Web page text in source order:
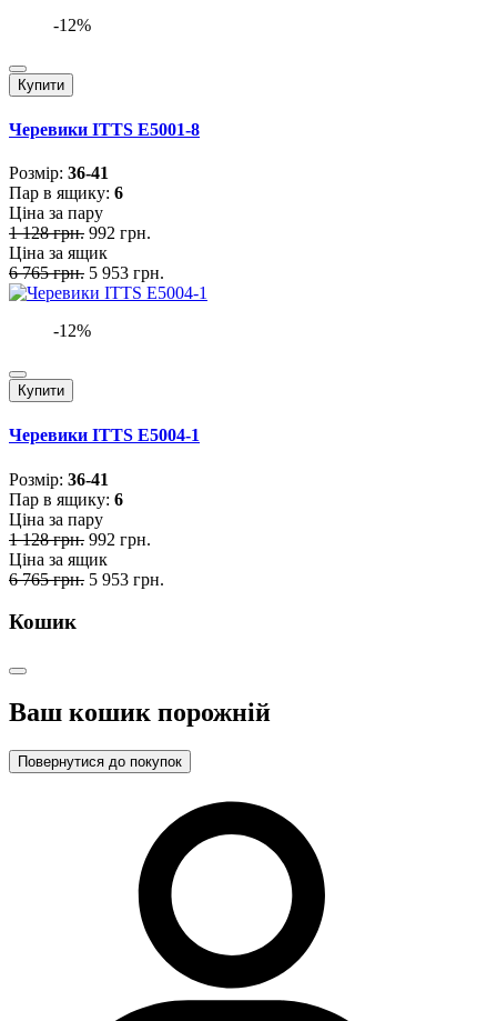
-12%
Купити
Черевики ITTS E5001-8
Розмiр: 36-41
Пар в ящику: 6
Ціна за пару
1 128 грн. 992 грн.
Ціна за ящик
6 765 грн. 5 953 грн.
-12%
Купити
Черевики ITTS E5004-1
Розмiр: 36-41
Пар в ящику: 6
Ціна за пару
1 128 грн. 992 грн.
Ціна за ящик
6 765 грн. 5 953 грн.
Кошик
Ваш кошик порожній
Повернутися до покупок